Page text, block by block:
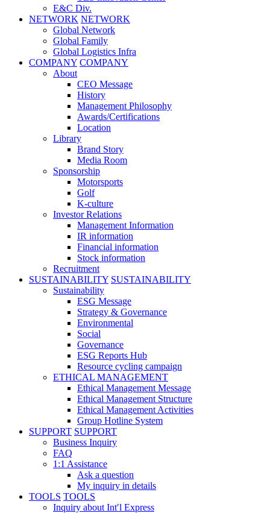
E&C Div.
NETWORK NETWORK
Global Network
Global Family
Global Logistics Infra
COMPANY COMPANY
About
CEO Message
History
Management Philosophy
Awards/Certifications
Location
Library
Brand Story
Media Room
Sponsorship
Motorsports
Golf
K-culture
Investor Relations
Management Information
IR information
Financial information
Stock information
Recruitment
SUSTAINABILITY SUSTAINABILITY
Sustainability
ESG Message
Strategy & Governance
Environmental
Social
Governance
ESG Reports Hub
Resource cycling campaign
ETHICAL MANAGEMENT
Ethical Management Message
Ethical Management Structure
Ethical Management Activities
Group Hotline System
SUPPORT SUPPORT
Business Inquiry
FAQ
1:1 Assistance
Ask a question
My inquiry in details
TOOLS TOOLS
Inquiry about Int′l Express